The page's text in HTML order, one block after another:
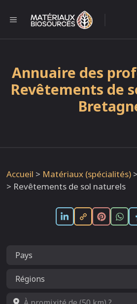
contenu
MENU
Annuaire des
Revêtements de
Accueil > Matériaux (spécialités) >
> Revêtements de sol naturels
À promixité de (50 km) ?